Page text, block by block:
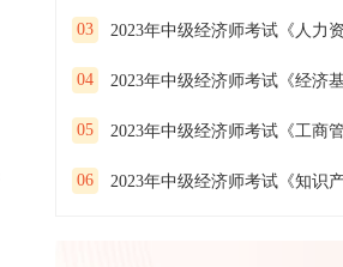
03
04
05
06